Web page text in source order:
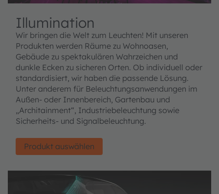
Illumination
Wir bringen die Welt zum Leuchten! Mit unseren
Produkten werden Räume zu Wohnoasen,
Gebäude zu spektakulären Wahrzeichen und
dunkle Ecken zu sicheren Orten. Ob individuell oder
standardisiert, wir haben die passende Lösung.
Unter anderem für Beleuchtungsanwendungen im
Außen- oder Innenbereich, Gartenbau und
„Architainment“, Industriebeleuchtung sowie
Sicherheits- und Signalbeleuchtung.
Produkt auswählen